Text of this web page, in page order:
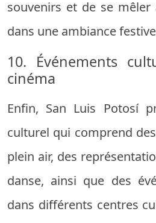
souvenirs et de se
dans une ambiance
10. Événements
cinéma
Enfin, San Luis Potosí
culturel qui comprend
plein air, des
danse, ainsi que des
dans différents centres